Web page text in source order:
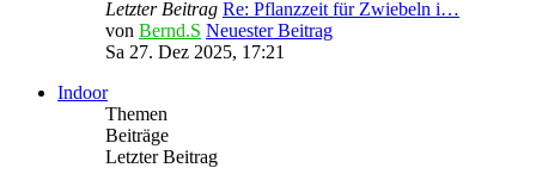
Letzter Beitrag Re: Pflanzzeit für Zwiebeln i…
von Bernd.S Neuester Beitrag
Sa 27. Dez 2025, 17:21
Indoor
Themen
Beiträge
Letzter Beitrag